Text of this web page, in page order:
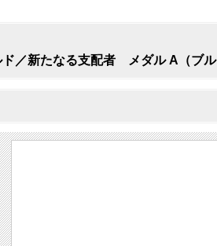
／新たなる支配者 メダル A（ブル